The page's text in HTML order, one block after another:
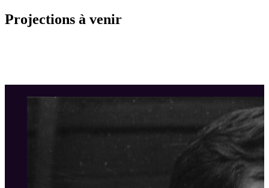
Projections à venir